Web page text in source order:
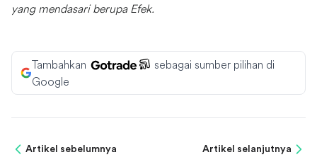
yang mendasari berupa Efek.
Tambahkan
sebagai sumber pilihan di
Google
Artikel sebelumnya Artikel selanjutnya